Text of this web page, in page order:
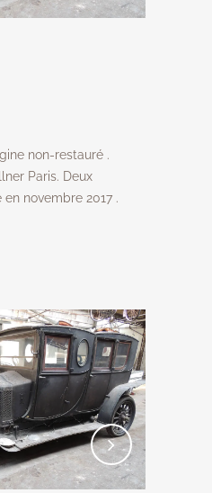
non-restauré .
Paris. Deux
novembre 2017 .